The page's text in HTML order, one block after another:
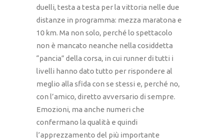
duelli, testa a testa per la vittoria nelle due
distanze in programma: mezza maratona e
10 km. Ma non solo, perché lo spettacolo
non è mancato neanche nella cosiddetta
“pancia” della corsa, in cui runner di tutti i
livelli hanno dato tutto per rispondere al
meglio alla sfida con se stessi e, perché no,
con l’amico, diretto avversario di sempre.
Emozioni, ma anche numeri che
confermano la qualità e quindi
l’apprezzamento del più importante